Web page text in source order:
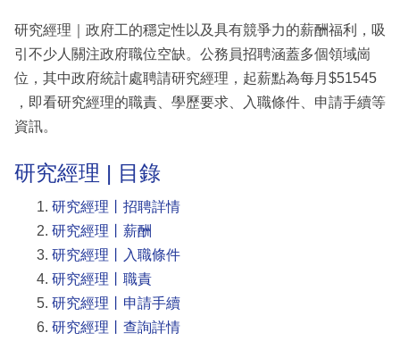
區
研究經理｜政府工的穩定性以及具有競爭力的薪酬福利，吸
引不少人關注政府職位空缺。公務員招聘涵蓋多個領域崗
位，其中政府統計處聘請研究經理，起薪點為每月$51545
，即看研究經理的職責、學歷要求、入職條件、申請手續等
資訊。
研究經理 | 目錄
研究經理丨招聘詳情
研究經理丨薪酬
研究經理丨入職條件
研究經理丨職責
研究經理丨申請手續
研究經理丨查詢詳情